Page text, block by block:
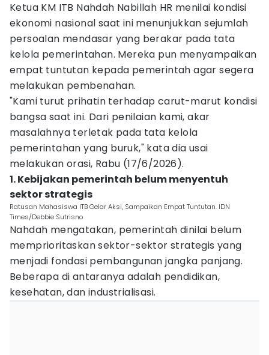
Ketua KM ITB Nahdah Nabillah HR menilai kondisi
ekonomi nasional saat ini menunjukkan sejumlah
persoalan mendasar yang berakar pada tata
kelola pemerintahan. Mereka pun menyampaikan
empat tuntutan kepada pemerintah agar segera
melakukan pembenahan.
"Kami turut prihatin terhadap carut-marut kondisi
bangsa saat ini. Dari penilaian kami, akar
masalahnya terletak pada tata kelola
pemerintahan yang buruk," kata dia usai
melakukan orasi, Rabu (17/6/2026).
1. Kebijakan pemerintah belum menyentuh
sektor strategis
Ratusan Mahasiswa ITB Gelar Aksi, Sampaikan Empat Tuntutan. IDN
Times/Debbie Sutrisno
Nahdah mengatakan, pemerintah dinilai belum
memprioritaskan sektor-sektor strategis yang
menjadi fondasi pembangunan jangka panjang.
Beberapa di antaranya adalah pendidikan,
kesehatan, dan industrialisasi.